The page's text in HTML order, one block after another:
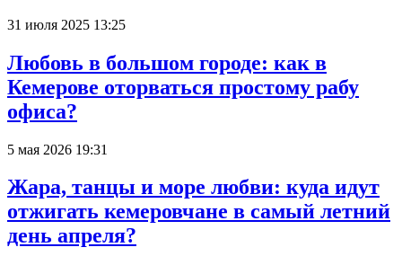
31 июля 2025 13:25
Любовь в большом городе: как в
Кемерове оторваться простому рабу
офиса?
5 мая 2026 19:31
Жара, танцы и море любви: куда идут
отжигать кемеровчане в самый летний
день апреля?